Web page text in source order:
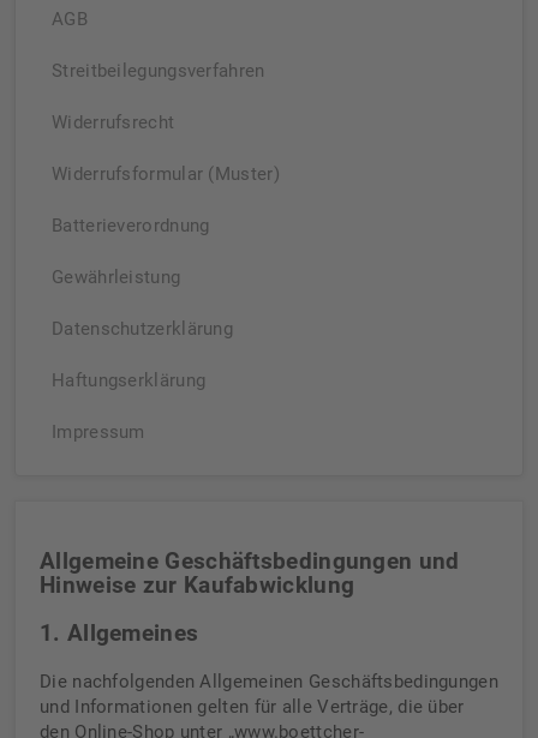
AGB
Streitbeilegungsverfahren
Widerrufsrecht
Widerrufsformular (Muster)
Batterieverordnung
Gewährleistung
Datenschutzerklärung
Haftungserklärung
Impressum
Allgemeine Geschäftsbedingungen und
Hinweise zur Kaufabwicklung
1. Allgemeines
Die nachfolgenden Allgemeinen Geschäftsbedingungen
und Informationen gelten für alle Verträge, die über
den Online-Shop unter „www.boettcher-